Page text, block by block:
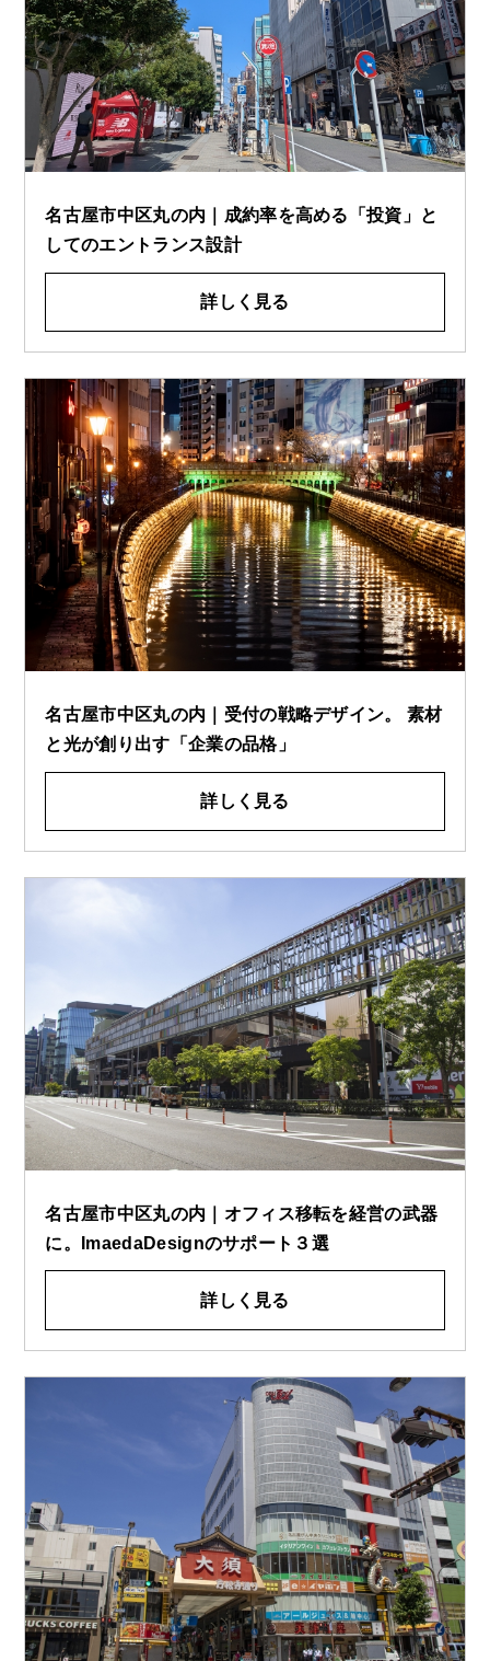
名古屋市中区丸の内｜成約率を高める「投資」と
してのエントランス設計
詳しく見る
名古屋市中区丸の内｜受付の戦略デザイン。 素材
と光が創り出す「企業の品格」
詳しく見る
名古屋市中区丸の内｜オフィス移転を経営の武器
に。ImaedaDesignのサポート３選
詳しく見る